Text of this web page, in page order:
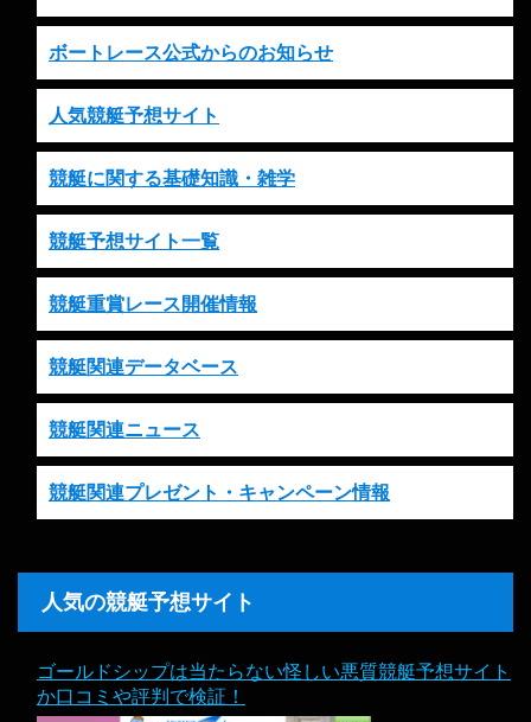
ボートレース公式からのお知らせ
人気競艇予想サイト
競艇に関する基礎知識・雑学
競艇予想サイト一覧
競艇重賞レース開催情報
競艇関連データベース
競艇関連ニュース
競艇関連プレゼント・キャンペーン情報
人気の競艇予想サイト
ゴールドシップは当たらない怪しい悪質競艇予想サイト
か口コミや評判で検証！